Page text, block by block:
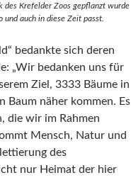
des Krefelder Zoos gepflanzt wurde
und auch in diese Zeit passt.
bedankte sich deren
„Wir bedanken uns für
Ziel, 3333 Bäume in
Baum näher kommen. Es
die wir im Rahmen
Mensch, Natur und
des
nur Heimat der hier